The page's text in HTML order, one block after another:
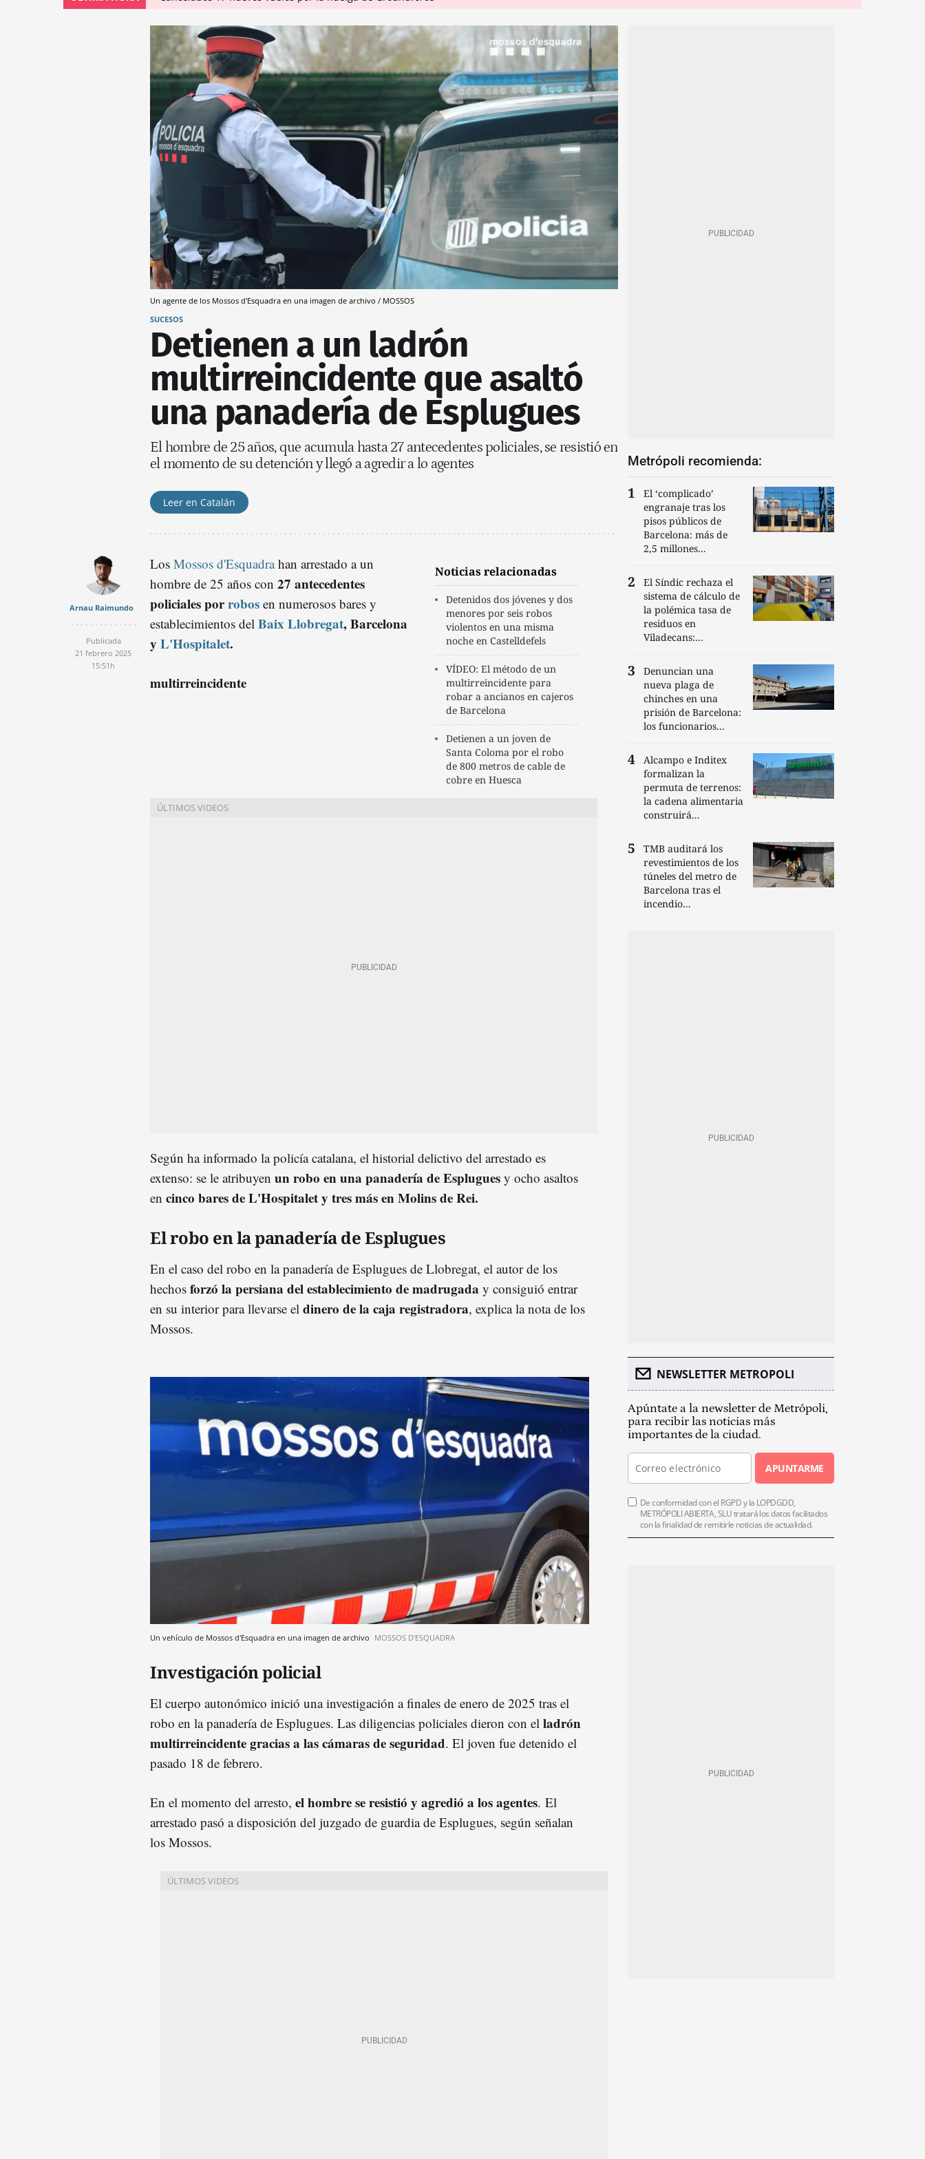
Un agente de los Mossos d'Esquadra en una imagen de archivo / MOSSOS
SUCESOS
Detienen a un ladrón
multirreincidente que asaltó
una panadería de Esplugues
El hombre de 25 años, que acumula hasta 27 antecedentes policiales, se resistió en
el momento de su detención y llegó a agredir a lo agentes
Leer en Catalán
Arnau Raimundo
Publicada
21 febrero 2025
15:51h
Noticias relacionadas
Detenidos dos jóvenes y dos
menores por seis robos
violentos en una misma
noche en Castelldefels
VÍDEO: El método de un
multirreincidente para
robar a ancianos en cajeros
de Barcelona
Detienen a un joven de
Santa Coloma por el robo
de 800 metros de cable de
cobre en Huesca
Los Mossos d'Esquadrahan arrestado a un
hombre de 25 años con 27 antecedentes
policiales porrobos en numerosos bares y
establecimientos del Baix Llobregat, Barcelona
y L'Hospitalet.
multirreincidente
Según ha informado la policía catalana, el historial delictivo del arrestado es
extenso: se le atribuyen un robo en una panadería de Esplugues y ocho asaltos
en cinco bares de L'Hospitalet y tres más en Molins de Rei.
El robo en la panadería de Esplugues
En el caso del robo en la panadería de Esplugues de Llobregat, el autor de los
hechos forzó la persiana del establecimiento de madrugada y consiguió entrar
en su interior para llevarse el dinero de la caja registradora, explica la nota de los
Mossos.
Un vehículo de Mossos d'Esquadra en una imagen de archivo MOSSOS D'ESQUADRA
Investigación policial
El cuerpo autonómico inició una investigación a finales de enero de 2025 tras el
robo en la panadería de Esplugues. Las diligencias policiales dieron con el ladrón
multirreincidente gracias a las cámaras de seguridad. El joven fue detenido el
pasado 18 de febrero.
En el momento del arresto, el hombre se resistió y agredió a los agentes. El
arrestado pasó a disposición del juzgado de guardia de Esplugues, según señalan
los Mossos.
Metrópoli recomienda:
El ‘complicado’
engranaje tras los
pisos públicos de
Barcelona: más de
2,5 millones...
El Síndic rechaza el
sistema de cálculo de
la polémica tasa de
residuos en
Viladecans:...
Denuncian una
nueva plaga de
chinches en una
prisión de Barcelona:
los funcionarios...
Alcampo e Inditex
formalizan la
permuta de terrenos:
la cadena alimentaria
construirá...
TMB auditará los
revestimientos de los
túneles del metro de
Barcelona tras el
incendio...
NEWSLETTER METROPOLI
Apúntate a la newsletter de Metrópoli,
para recibir las noticias más
importantes de la ciudad.
APUNTARME
De conformidad con el RGPD y la LOPDGDD,
METRÓPOLI ABIERTA, SLU tratará los datos facilitados
con la finalidad de remitirle noticias de actualidad.